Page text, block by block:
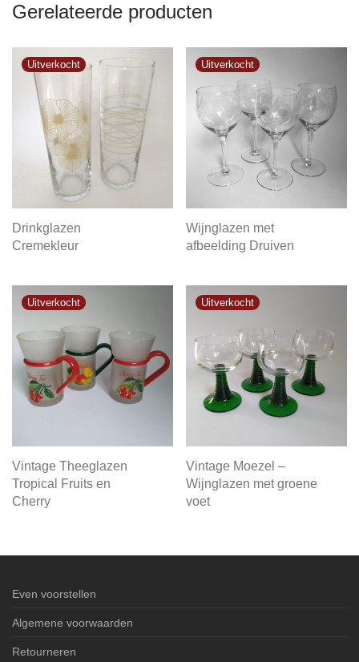
Gerelateerde producten
Drinkglazen
Cremekleur
Wijnglazen met
afbeelding Druiven
Vintage Theeglazen
Tropical Fruits en
Cherry
Vintage Moezel –
Wijnglazen met groene
voet
Even voorstellen
Algemene voorwaarden
Retourneren